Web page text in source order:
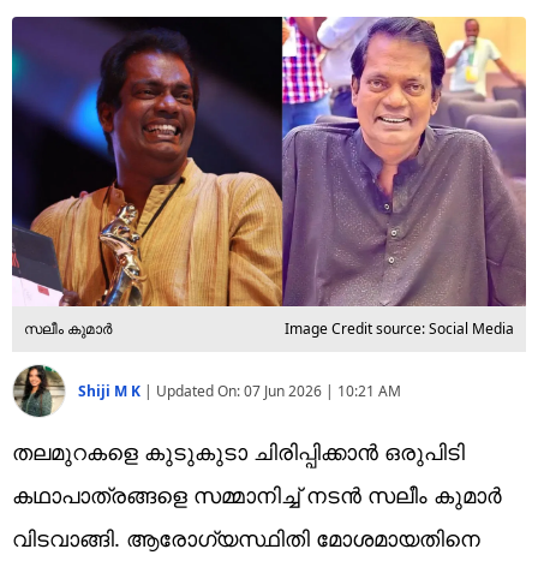
Short Videos
സലീം കുമാര്‍ Image Credit source: Social Media
Shiji M K | Updated On:07 Jun 2026 | 10:21 AM
തലമുറകളെ കുടുകുടാ ചിരിപ്പിക്കാന്‍ ഒരുപിടി
കഥാപാത്രങ്ങളെ സമ്മാനിച്ച് നടന്‍ സലീം കുമാര്‍
വിടവാങ്ങി. ആരോഗ്യസ്ഥിതി മോശമായതിനെ